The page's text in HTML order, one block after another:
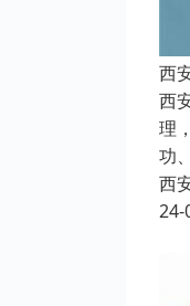
西
西
理
功
西
24-